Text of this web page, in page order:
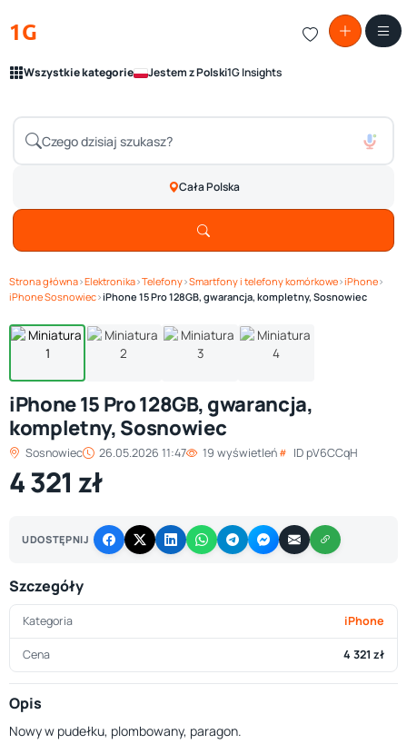
1G
Wszystkie kategorie Jestem z Polski1G Insights
Cała Polska
Strona główna›Elektronika›Telefony›Smartfony i telefony komórkowe›iPhone›
iPhone Sosnowiec›iPhone 15 Pro 128GB, gwarancja, kompletny, Sosnowiec
1/ 4 Zobacz galerię
iPhone 15 Pro 128GB, gwarancja,
kompletny, Sosnowiec
Sosnowiec 26.05.2026 11:47 19 wyświetleń ID pV6CCqH
4 321 zł
UDOSTĘPNIJ
Szczegóły
Kategoria iPhone
Cena 4 321 zł
Opis
Nowy w pudełku, plombowany, paragon.